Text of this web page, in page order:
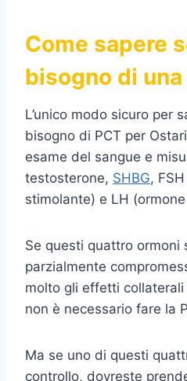
Come sapere
bisogno di una
L’unico modo sicuro per
bisogno di PCT per
esame del sangue e
testosterone, SHBG,
stimolante) e LH
Se questi quattro ormoni
parzialmente
molto gli effetti
non è necessario fare la
Ma se uno di questi
controllo, dovreste